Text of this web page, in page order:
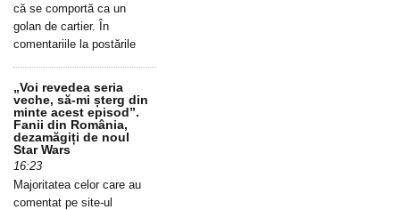
că se comportă ca un
golan de cartier. În
comentariile la postările
„Voi revedea seria
veche, să-mi șterg din
minte acest episod”.
Fanii din România,
dezamăgiți de noul
Star Wars
16:23
Majoritatea celor care au
comentat pe site-ul